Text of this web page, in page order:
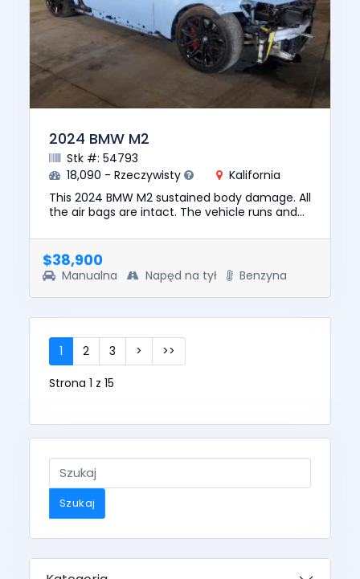
2024 BMW M2
Stk #: 54793
18,090 - Rzeczywisty
Kalifornia
This 2024 BMW M2 sustained body damage. All
the air bags are intact. The vehicle runs and
salvage title. No ...
$38,900
Manualna Napęd na tył Benzyna
1 2 3 >
>>
Strona 1 z 15
Szukaj